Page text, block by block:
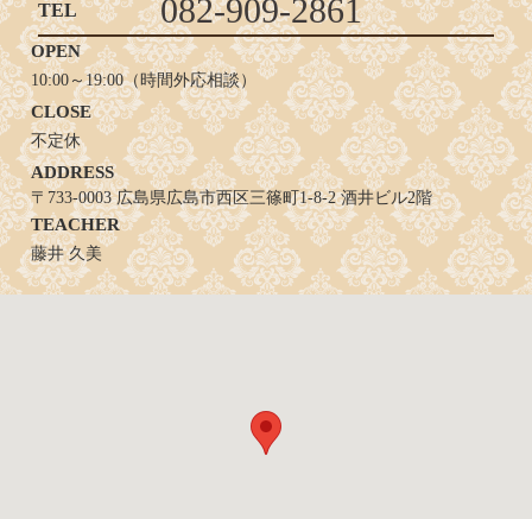
TEL 082-909-2861
OPEN
10:00～19:00（時間外応相談）
CLOSE
不定休
ADDRESS
〒733-0003 広島県広島市西区三篠町1-8-2 酒井ビル2階
TEACHER
藤井 久美